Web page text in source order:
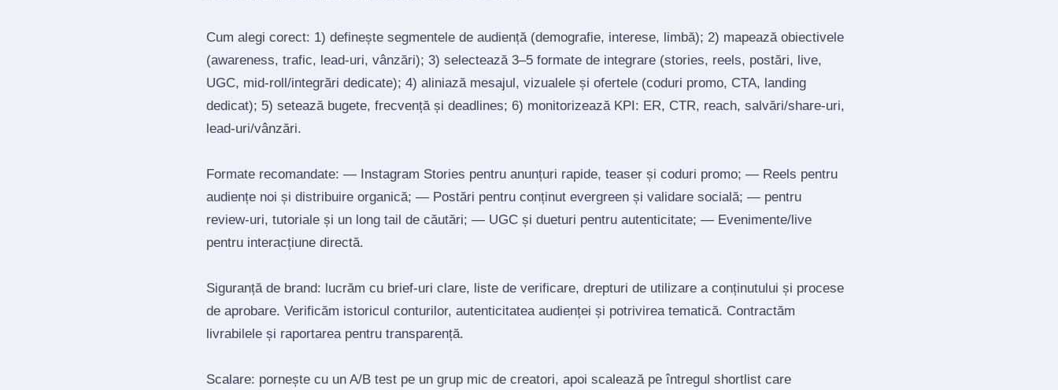
Cum alegi corect: 1) definește segmentele de audiență (demografie, interese, limbă); 2) mapează obiectivele
(awareness, trafic, lead‑uri, vânzări); 3) selectează 3–5 formate de integrare (stories, reels, postări, live,
UGC, mid‑roll/integrări dedicate); 4) aliniază mesajul, vizualele și ofertele (coduri promo, CTA, landing
dedicat); 5) setează bugete, frecvență și deadlines; 6) monitorizează KPI: ER, CTR, reach, salvări/share‑uri,
lead‑uri/vânzări.
Formate recomandate: — Instagram Stories pentru anunțuri rapide, teaser și coduri promo; — Reels pentru
audiențe noi și distribuire organică; — Postări pentru conținut evergreen și validare socială; — pentru
review‑uri, tutoriale și un long tail de căutări; — UGC și dueturi pentru autenticitate; — Evenimente/live
pentru interacțiune directă.
Siguranță de brand: lucrăm cu brief‑uri clare, liste de verificare, drepturi de utilizare a conținutului și procese
de aprobare. Verificăm istoricul conturilor, autenticitatea audienței și potrivirea tematică. Contractăm
livrabilele și raportarea pentru transparență.
Scalare: pornește cu un A/B test pe un grup mic de creatori, apoi scalează pe întregul shortlist care